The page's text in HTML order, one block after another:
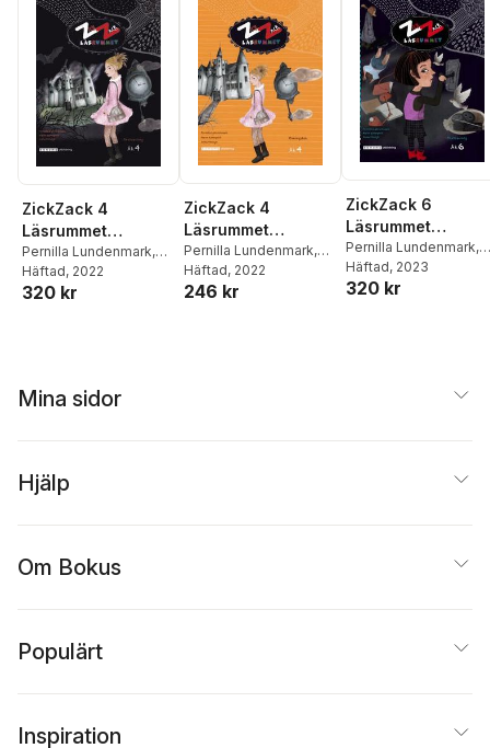
ZickZack 4
Läsrummet
Textsamling,
version 2
Pernilla Lundenmark,
Anna Modigh
Lönnqvist
Häftad, 2022
320 kr
ZickZack 4
Läsrummet
Övningsbok,
version 2
Pernilla Lundenmark,
Anna Modigh
Lönnqvist
Häftad, 2022
246 kr
ZickZack 6
Läsrummet
Textsamling,
version 2
Pernilla Lundenmark,
Anna Modigh
Lönnqvist
Häftad, 2023
320 kr
Mina sidor
Hjälp
Om Bokus
Populärt
Inspiration